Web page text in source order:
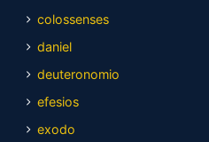
colossenses
daniel
deuteronomio
efesios
exodo